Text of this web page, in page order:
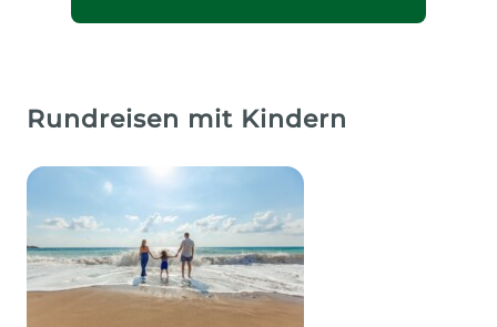
Rundreisen mit Kindern